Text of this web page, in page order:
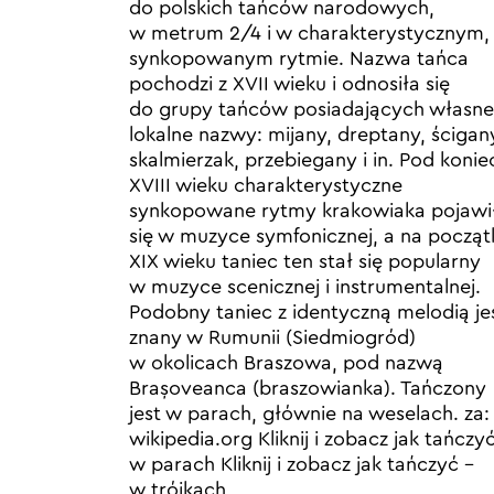
do polskich tańców narodowych,
w metrum 2/4 i w charakterystycznym,
synkopowanym rytmie. Nazwa tańca
pochodzi z XVII wieku i odnosiła się
do grupy tańców posiadających
lokalne nazwy: mijany, dreptany,
skalmierzak, przebiegany i in. Pod
XVIII wieku charakterystyczne
synkopowane rytmy krakowiaka
się w muzyce symfonicznej, a na
XIX wieku taniec ten stał się popularny
w muzyce scenicznej i instrumentalnej.
Podobny taniec z identyczną melodią
znany w Rumunii (Siedmiogród)
w okolicach Braszowa, pod nazwą
Brașoveanca (braszowianka). Tańczony
jest w parach, głównie na weselach. za:
wikipedia.org Kliknij i zobacz jak
w parach Kliknij i zobacz jak tańczyć –
w trójkach